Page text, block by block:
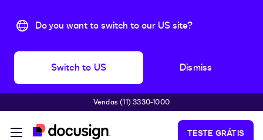
Do you want to switch to our US site?
Switch to US Dismiss
Pular para o conteúdo principal
Vendas (11) 3330-1000
TESTE GRÁTIS